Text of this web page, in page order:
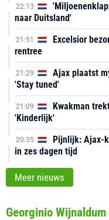
22:13
naar Duitsland'
21:51
Excelsior
rentree
21:29
Ajax plaatst
'Stay tuned'
21:09
Kwakman
'Kinderlijk'
20:35
Pijnlijk: Ajax-
in zes dagen tijd
Meer nieuws
Georginio Wijnaldum